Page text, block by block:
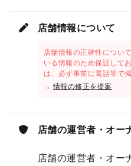
店舗情報について
店舗情報の正確性につい
いる情報のため保証して
は、必ず事前に電話等で
→情報の修正を提案
店舗の運営者・オー
店舗の運営者・オー